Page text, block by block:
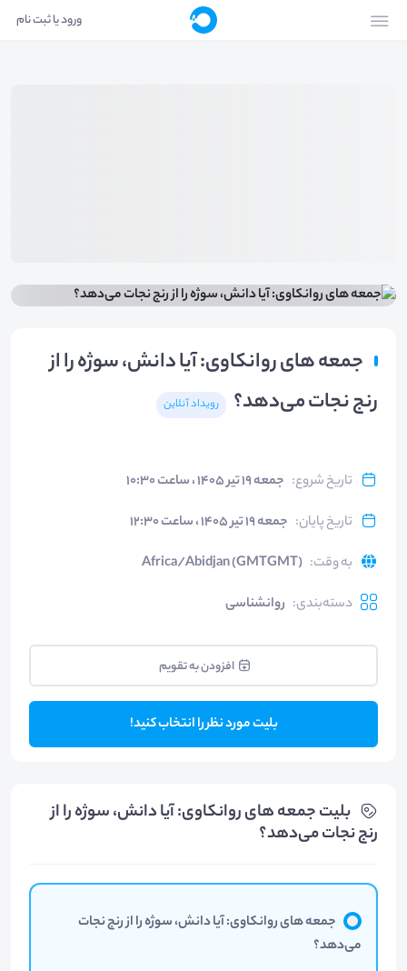
ورود یا ثبت نام
جمعه های روانکاوی: آیا دانش، سوژه را از
رنج نجات می‌دهد؟
رویداد آنلاین
تاریخ شروع: جمعه ۱۹ تیر ۱۴۰۵ ، ساعت ۱۰:۳۰
تاریخ پایان: جمعه ۱۹ تیر ۱۴۰۵ ، ساعت ۱۲:۳۰
به وقت:
Africa/Abidjan (GMTGMT)
دسته‌بندی: روانشناسی
افزودن به تقویم
بلیت مورد نظر را انتخاب کنید!
بلیت‌ جمعه های روانکاوی: آیا دانش، سوژه را از
رنج نجات می‌دهد؟
جمعه های روانکاوی: آیا دانش، سوژه را از رنج نجات
می‌دهد؟